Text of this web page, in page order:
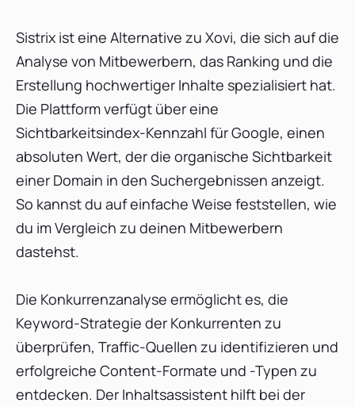
Sistrix ist eine Alternative zu Xovi, die sich auf die
Analyse von Mitbewerbern, das Ranking und die
Erstellung hochwertiger Inhalte spezialisiert hat.
Die Plattform verfügt über eine
Sichtbarkeitsindex-Kennzahl für Google, einen
absoluten Wert, der die organische Sichtbarkeit
einer Domain in den Suchergebnissen anzeigt.
So kannst du auf einfache Weise feststellen, wie
du im Vergleich zu deinen Mitbewerbern
dastehst.
Die Konkurrenzanalyse ermöglicht es, die
Keyword-Strategie der Konkurrenten zu
überprüfen, Traffic-Quellen zu identifizieren und
erfolgreiche Content-Formate und -Typen zu
entdecken. Der Inhaltsassistent hilft bei der